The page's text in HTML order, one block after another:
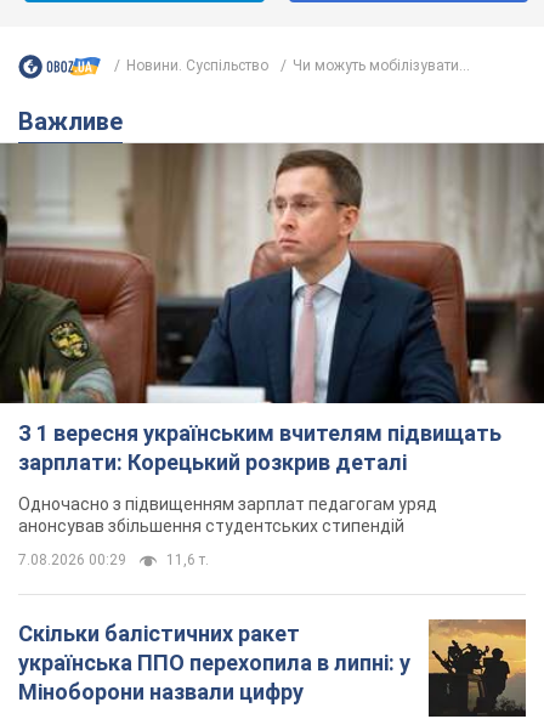
Новини. Суспільство Чи можуть мобілізувати...
Важливе
З 1 вересня українським вчителям підвищать
зарплати: Корецький розкрив деталі
Одночасно з підвищенням зарплат педагогам уряд
анонсував збільшення студентських стипендій
7.08.2026 00:29 11,6 т.
Скільки балістичних ракет
українська ППО перехопила в липні: у
Міноборони назвали цифру